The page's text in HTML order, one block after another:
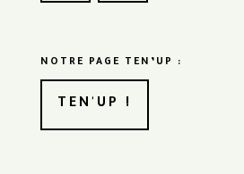
NOTRE PAGE TEN’UP :
TEN'UP !